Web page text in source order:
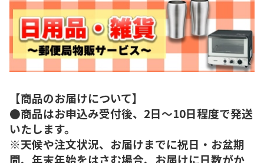
【商品のお届けについて】
●商品はお申込み受付後、2日～10日程度で発送
いたします。
※天候や注文状況、お届けまでに祝日・お盆期
間、年末年始をはさむ場合、お届けに日数がか